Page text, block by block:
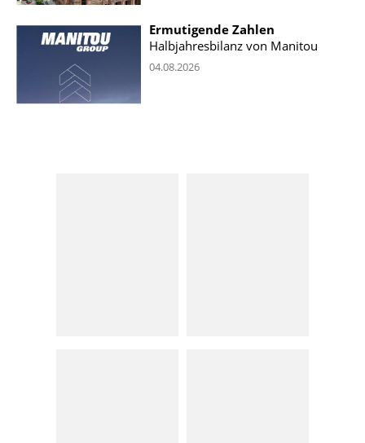
Ermutigende Zahlen
Halbjahresbilanz von Manitou
04.08.2026